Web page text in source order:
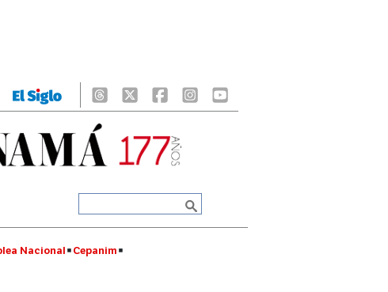
Nacional Cepanim